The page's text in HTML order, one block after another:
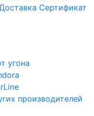
Сертификат
угона
производителей